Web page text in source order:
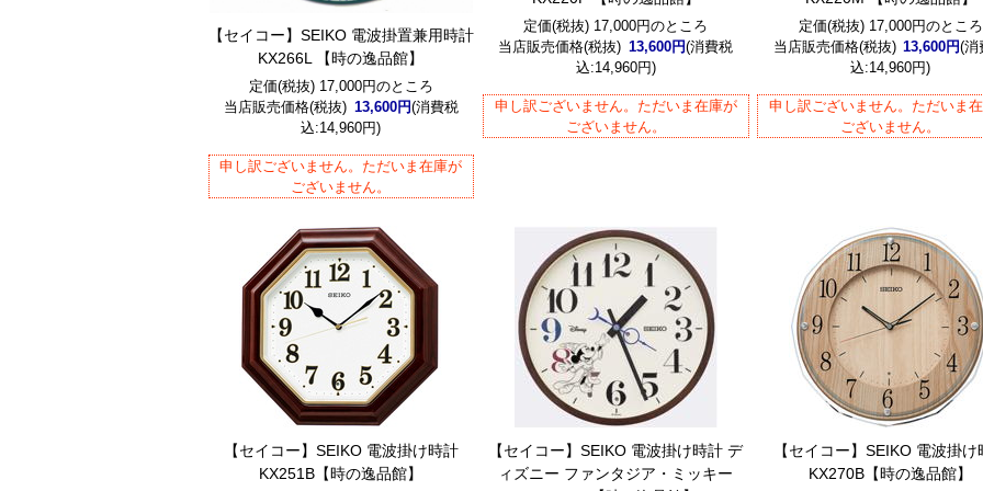
【セイコー】SEIKO 電波掛置兼用時計
KX266L 【時の逸品館】
定価(税抜) 17,000円のところ
当店販売価格(税抜) 13,600円(消費税
込:14,960円)
申し訳ございません。ただいま在庫が
ございません。
定価(税抜) 17,000円のところ
当店販売価格(税抜) 13,600円(消費税
込:14,960円)
申し訳ございません。ただいま在庫が
ございません。
定価(税抜) 17,000円のところ
当店販売価格(税抜) 13,600円(消
込:14,960円)
申し訳ございません。ただいま
ございません。
【セイコー】SEIKO 電波掛け時計
KX251B【時の逸品館】
【セイコー】SEIKO 電波掛け時計 デ
ィズニー ファンタジア・ミッキー
【セイコー】SEIKO 電波掛け
KX270B【時の逸品館】